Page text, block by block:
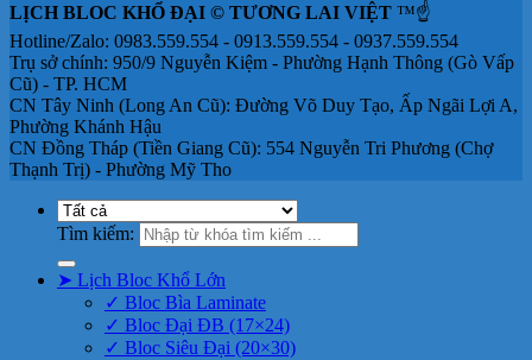
LỊCH BLOC KHỔ ĐẠI © TƯƠNG LAI VIỆT ™☝️
Hotline/Zalo: 0983.559.554 - 0913.559.554 - 0937.559.554
Trụ sở chính: 950/9 Nguyễn Kiệm - Phường Hạnh Thông (Gò Vấp
Cũ) - TP. HCM
CN Tây Ninh (Long An Cũ): Đường Võ Duy Tạo, Ấp Ngãi Lợi A,
Phường Khánh Hậu
CN Đồng Tháp (Tiền Giang Cũ): 554 Nguyễn Tri Phương (Chợ
Thạnh Trị) - Phường Mỹ Tho
Tìm kiếm:
➤ Lịch Bloc Khổ Lớn
✓ Bloc Bìa Laminate
✓ Bloc Đại ĐB (17×24)
✓ Bloc Siêu Đại (20×30)